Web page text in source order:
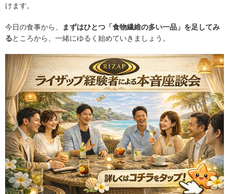
けます。
今日の食事から、
まずはひとつ「食物繊維の多い一品」を足してみ
るところから、一緒にゆるく始めていきましょう。